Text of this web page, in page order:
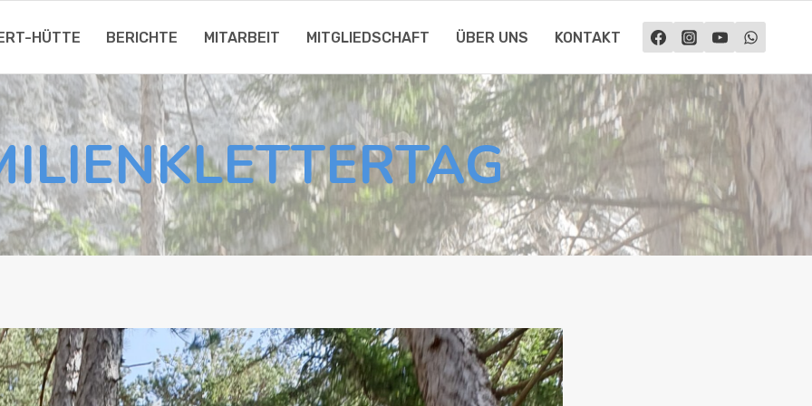
HÜT­TE BERICH­TE MIT­AR­BEIT MIT­GLIED­SCHAFT ÜBER UNS KON­TAKT